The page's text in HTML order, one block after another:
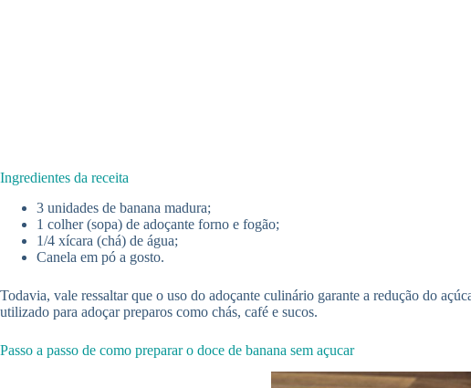
Ingredientes da receita
3 unidades de banana madura;
1 colher (sopa) de adoçante forno e fogão;
1/4 xícara (chá) de água;
Canela em pó a gosto.
Todavia, vale ressaltar que o uso do adoçante culinário garante a redução do
utilizado para adoçar preparos como chás, café e sucos.
Passo a passo de como preparar o doce de banana sem açucar